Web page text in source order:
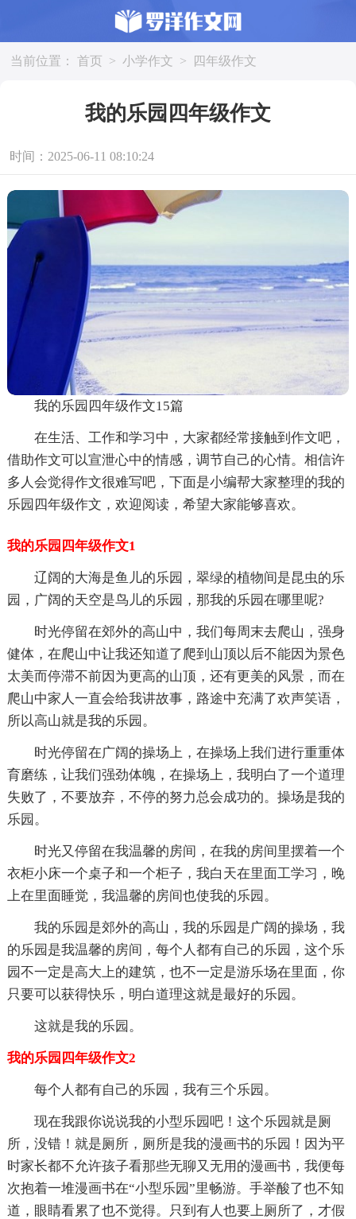
当前位置： 首页 > 小学作文 > 四年级作文
我的乐园四年级作文
时间：2025-06-11 08:10:24
我的乐园四年级作文15篇
在生活、工作和学习中，大家都经常接触到作文吧，
借助作文可以宣泄心中的情感，调节自己的心情。相信许
多人会觉得作文很难写吧，下面是小编帮大家整理的我的
乐园四年级作文，欢迎阅读，希望大家能够喜欢。
我的乐园四年级作文1
辽阔的大海是鱼儿的乐园，翠绿的植物间是昆虫的乐
园，广阔的天空是鸟儿的乐园，那我的乐园在哪里呢?
时光停留在郊外的高山中，我们每周末去爬山，强身
健体，在爬山中让我还知道了爬到山顶以后不能因为景色
太美而停滞不前因为更高的山顶，还有更美的风景，而在
爬山中家人一直会给我讲故事，路途中充满了欢声笑语，
所以高山就是我的乐园。
时光停留在广阔的操场上，在操场上我们进行重重体
育磨练，让我们强劲体魄，在操场上，我明白了一个道理
失败了，不要放弃，不停的努力总会成功的。操场是我的
乐园。
时光又停留在我温馨的房间，在我的房间里摆着一个
衣柜小床一个桌子和一个柜子，我白天在里面工学习，晚
上在里面睡觉，我温馨的房间也使我的乐园。
我的乐园是郊外的高山，我的乐园是广阔的操场，我
的乐园是我温馨的房间，每个人都有自己的乐园，这个乐
园不一定是高大上的建筑，也不一定是游乐场在里面，你
只要可以获得快乐，明白道理这就是最好的乐园。
这就是我的乐园。
我的乐园四年级作文2
每个人都有自己的乐园，我有三个乐园。
现在我跟你说说我的小型乐园吧！这个乐园就是厕
所，没错！就是厕所，厕所是我的漫画书的乐园！因为平
时家长都不允许孩子看那些无聊又无用的漫画书，我便每
次抱着一堆漫画书在“小型乐园”里畅游。手举酸了也不知
道，眼睛看累了也不觉得。只到有人也要上厕所了，才假